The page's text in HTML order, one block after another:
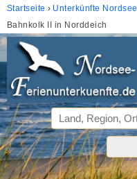
Startseite Unterkünfte Nordsee
Bahnkolk II in Norddeich